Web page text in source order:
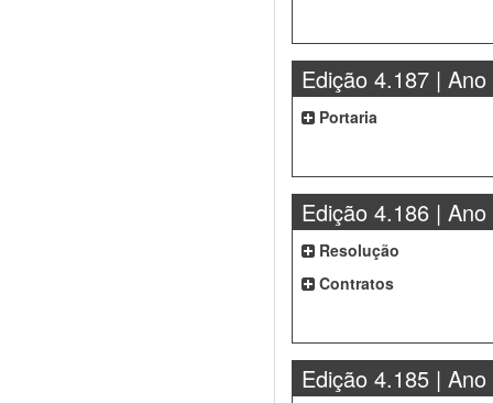
Edição 4.187 | Ano
Portaria
Edição 4.186 | Ano
Resolução
Contratos
Edição 4.185 | Ano